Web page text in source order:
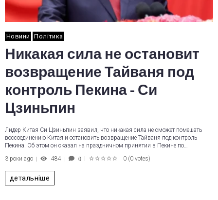
Новини Політика
Никакая сила не остановит
возвращение Тайваня под
контроль Пекина - Си
Цзиньпин
Лидер Китая Си Цзиньпин заявил, что никакая сила не сможет помешать
воссоединению Китая и остановить возвращение Тайваня под контроль
Пекина. Об этом он сказал на праздничном принятии в Пекине по…
3 роки ago
484 0 0 (0 votes)
детальніше